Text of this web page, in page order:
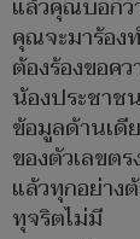
แล้วคุณบอกว่
คุณจะมาร้อง
ต้องร้องขอค
น้องประชาช
ข้อมูลด้านเดี
ของตัวเลขต
แล้วทุกอย่าง
ทุจริตไม่มี